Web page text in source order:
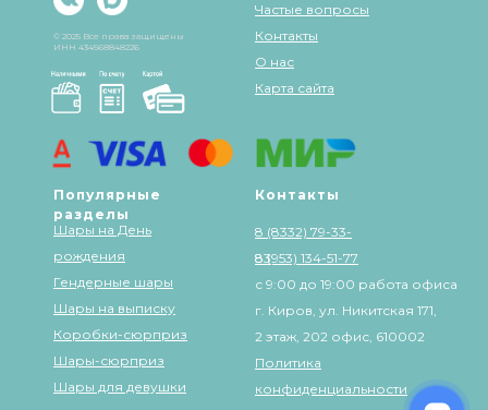
Популярные
разделы
Шары на День
рождения
Контакты
© 2025 Все права защищены
Частые вопросы
Контакты
О нас
Гендерные шары
Шары на выписку
Коробки-сюрприз
Шары-сюрприз
Шары для девушки
8 (8332) 79-33-
83
8 (953) 134-51-77
с 9:00 до 19:00 работа офиса
г. Киров, ул. Никитская 171,
2 этаж, 202 офис, 610002
ИНН 434568848226
Политика
конфиденциальности
Карта сайта